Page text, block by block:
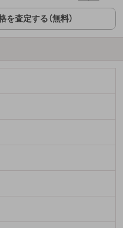
査定する（無料）